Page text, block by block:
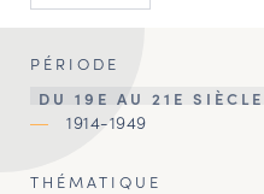
PÉRIODE
DU 19E AU 21E SIÈCLE
1914-1949
THÉMATIQUE